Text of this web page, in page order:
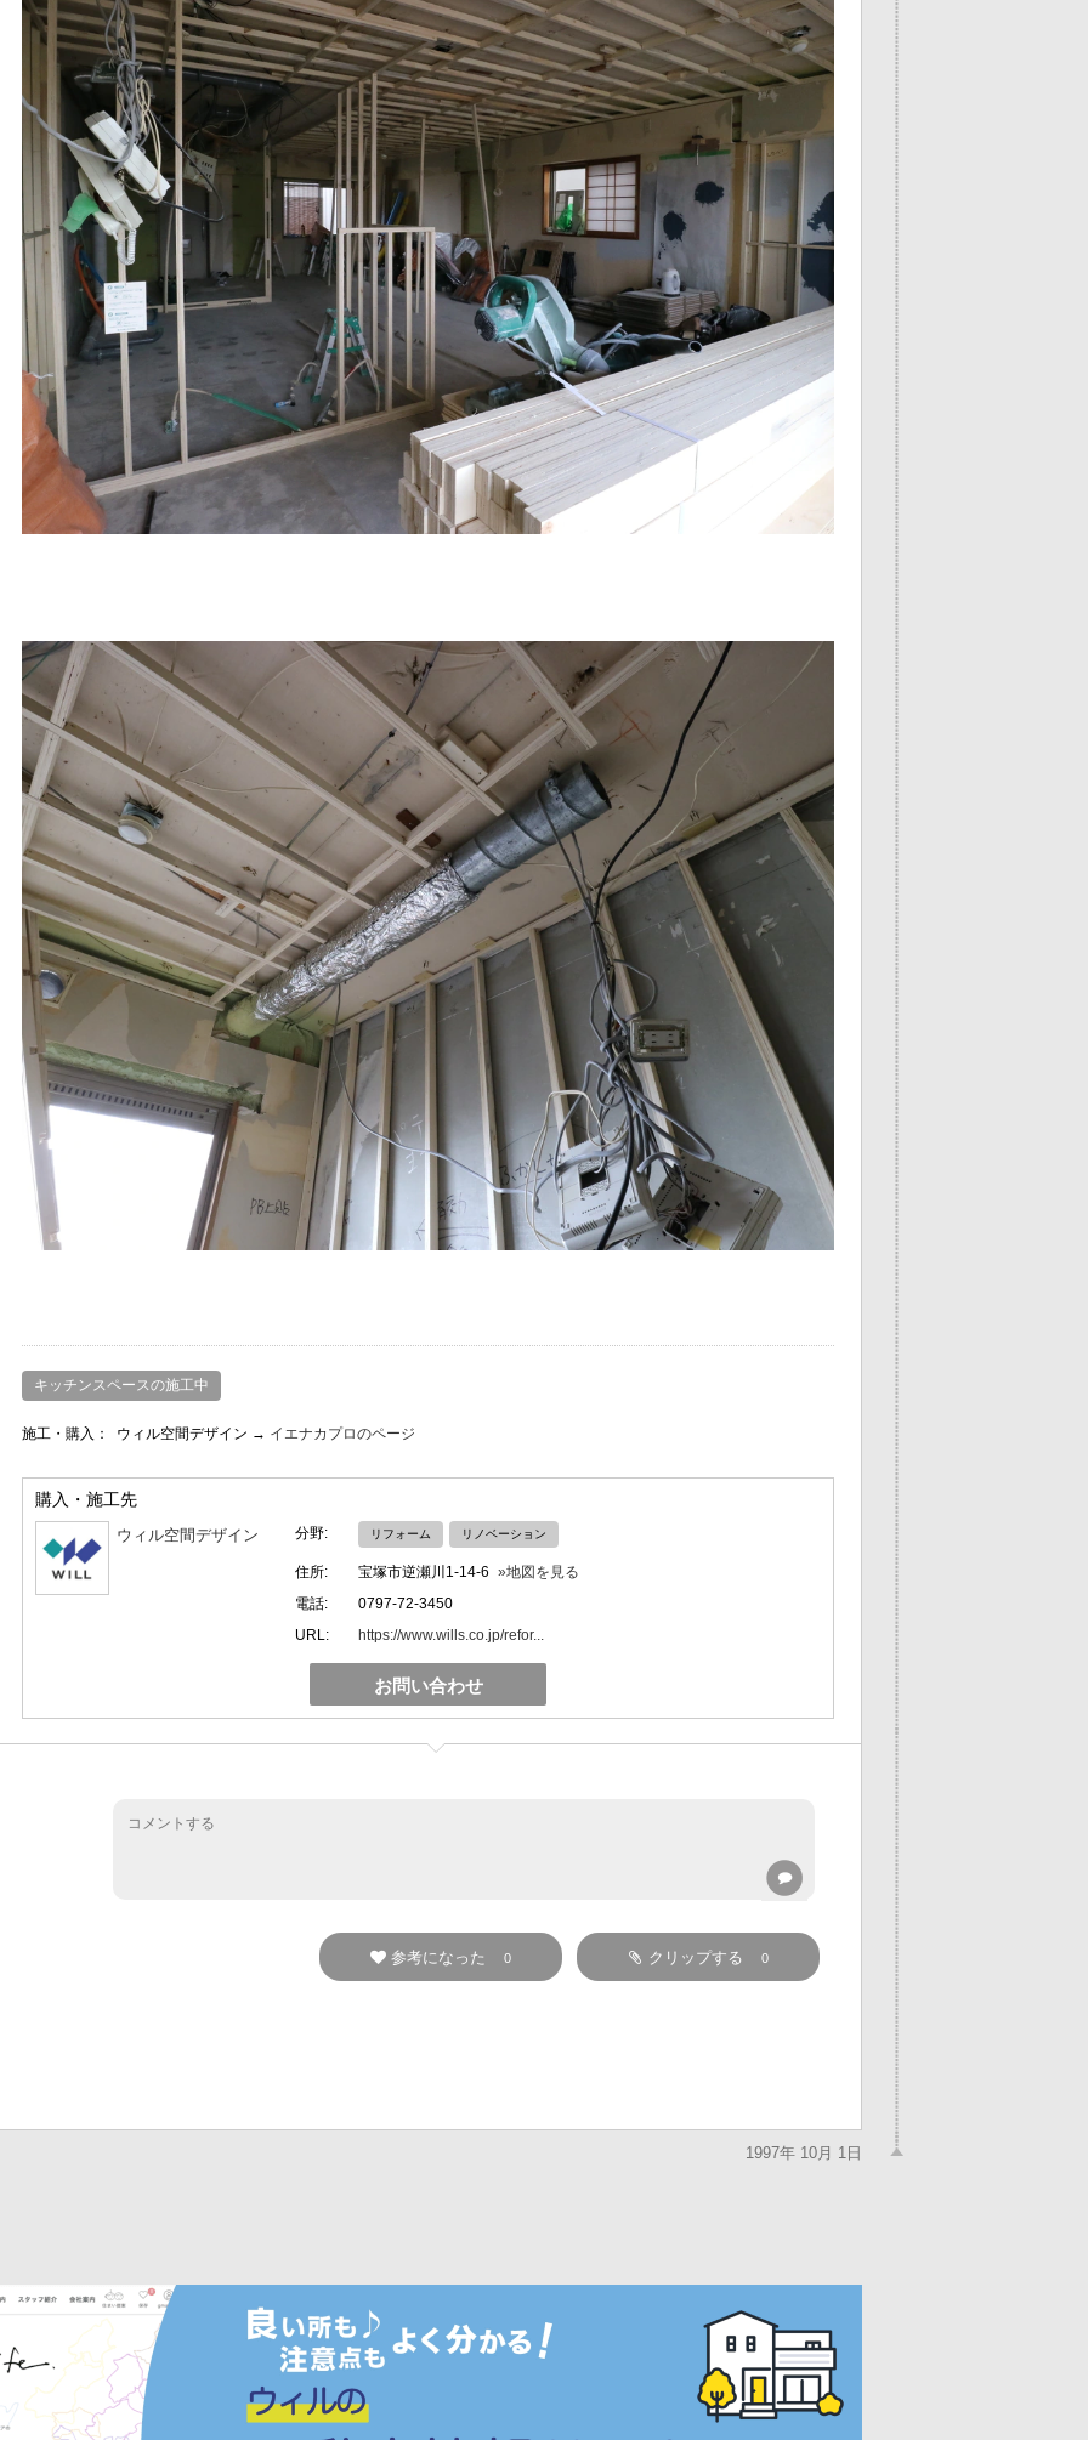
キッチンスペースの施工中
施工・購入： ウィル空間デザイン → イエナカプロのページ
購入・施工先
ウィル空間デザイン 分野: リフォーム リノベーション
住所: 宝塚市逆瀬川1-14-6 »地図を見る
電話:
0797-72-3450
URL:
https://www.wills.co.jp/refor...
お問い合わせ
クリップする 0
参考になった 0
1997年 10月 1日